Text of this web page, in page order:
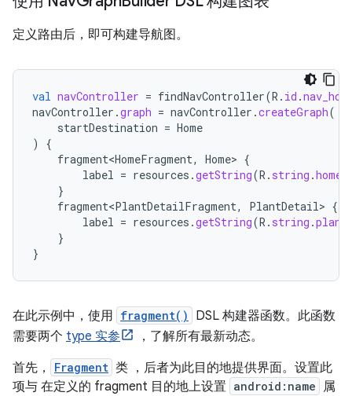
定义路由后，即可构建导航图。
val navController = findNavController(R . id .
navController .graph = navController .createGraph(
startDestination = Home
)
{
fragment<HomeFragment, Home> {
label = resources .getString(R . string .
}
fragment<PlantDetailFragment, PlantDetail> {
label = resources .getString(R . string .
}
}
在此示例中，使用 fragment()
DSL 构建器函数。此函数
需要两个 type 实参
，了解所有最新动态。
首先，
Fragment 类 ，后者为此目的地提供界面。设置此
项与 在定义的 fragment 目的地上设置 android:name
属